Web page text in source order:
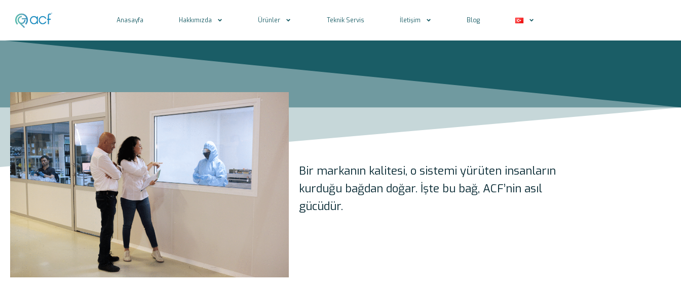
Anasayfa Hakkımızda Ürünler Teknik Servis İletişim Blog
Bir markanın kalitesi, o sistemi yürüten insanların
kurduğu bağdan doğar. İşte bu bağ, ACF’nin asıl
gücüdür.